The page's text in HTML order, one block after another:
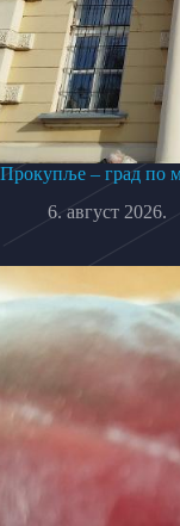
Прокупље – град по
6. август 2026.